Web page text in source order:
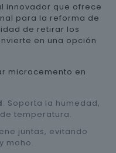
innovador que ofrece
para la reforma de
de retirar los
en una opción
microcemento en
: Soporta la humedad,
temperatura.
juntas, evitando
moho.